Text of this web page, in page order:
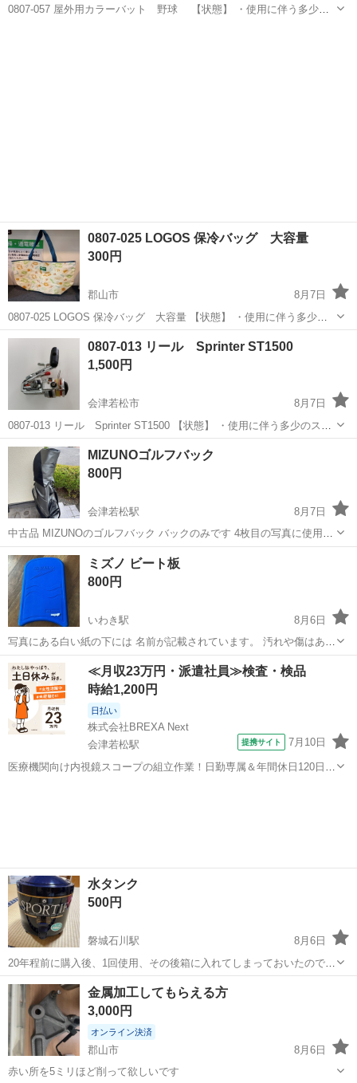
0807-057 屋外用カラーバット 野球 【状態】 ・使用に伴う多少の
0807-025 LOGOS 保冷バッグ 大容量
300円
郡山市
8月7日
0807-025 LOGOS 保冷バッグ 大容量 【状態】 ・使用に伴う多少の
スレ、キズ、落としきれない汚れなどございます ・詳細は現地でご確
認ください ・お値引きは出来かねますのでご了承願います ※中古品...
福島 郡山市 LOGOS
0807-013 リール Sprinter ST1500
1,500円
会津若松市
8月7日
0807-013 リール Sprinter ST1500 【状態】 ・使用に伴う多少のス
レ、キズ、落としきれない汚れなどございます ・詳細は現地でご確認
ください ・お値引きは出来かねますのでご了承願います ...
福島 会津若松市 その他
MIZUNOゴルフバック
800円
会津若松駅
8月7日
中古品 MIZUNOのゴルフバック バックのみです 4枚目の写真に使用感
があります 会津大学周辺までおいでいただける方に、お願いいたしま
す。
福島 会津若松市 会津若松駅
ミズノ ビート板
800円
いわき駅
8月6日
写真にある白い紙の下には 名前が記載されています。 汚れや傷はあり
ますが、まだまだ使用出来ます。 取り引き場所はご相談下さい。
福島 いわき市 いわき駅 水泳 汚れ
≪月収23万円・派遣社員≫検査・検品
時給1,200円
日払い
株式会社BREXA Next
会津若松駅
提携サイト 7月10日
医療機関向け内視鏡スコープの組立作業！日勤専属＆年間休日120日
水タンク
500円
磐城石川駅
8月6日
20年程前に購入後、1回使用、その後箱に入れてしまっておいたので外
見も中も綺麗な状態です。 最近になって、箱から出して洗浄し、干し
ました。 R7.7月現在。 6.1リットル入ります。
福島 石川郡 磐城石川駅 その他
金属加工してもらえる方
3,000円
オンライン決済
郡山市
8月6日
赤い所を5ミリほど削って欲しいです